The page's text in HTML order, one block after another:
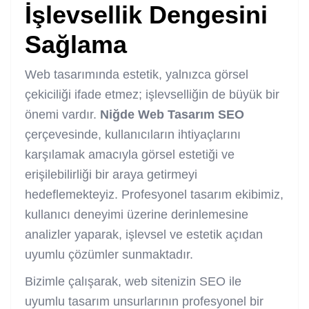
İşlevsellik Dengesini
Sağlama
Web tasarımında estetik, yalnızca görsel
çekiciliği ifade etmez; işlevselliğin de büyük bir
önemi vardır. Niğde Web Tasarım SEO
çerçevesinde, kullanıcıların ihtiyaçlarını
karşılamak amacıyla görsel estetiği ve
erişilebilirliği bir araya getirmeyi
hedeflemekteyiz. Profesyonel tasarım ekibimiz,
kullanıcı deneyimi üzerine derinlemesine
analizler yaparak, işlevsel ve estetik açıdan
uyumlu çözümler sunmaktadır.
Bizimle çalışarak, web sitenizin SEO ile
uyumlu tasarım unsurlarının profesyonel bir